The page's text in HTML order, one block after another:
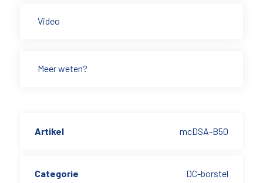
Video
Meer weten?
Artikel mcDSA-B50
Categorie DC-borstel